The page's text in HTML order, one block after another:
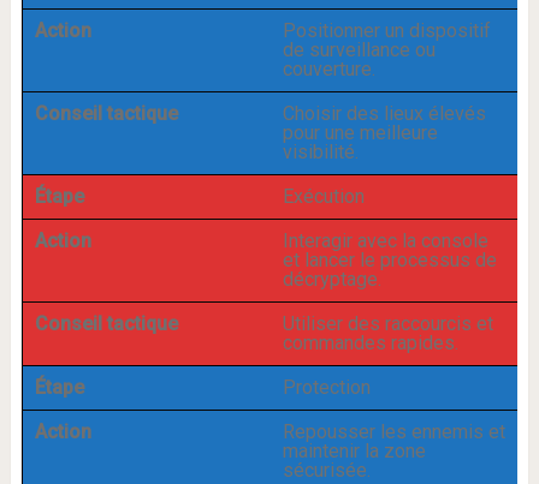
Action
Positionner un dispositif
de surveillance ou
couverture.
Conseil tactique
Choisir des lieux élevés
pour une meilleure
visibilité.
Étape
Exécution
Action
Interagir avec la console
et lancer le processus de
décryptage.
Conseil tactique
Utiliser des raccourcis et
commandes rapides.
Étape
Protection
Action
Repousser les ennemis et
maintenir la zone
sécurisée.